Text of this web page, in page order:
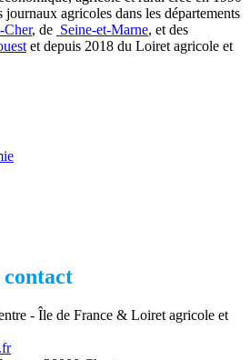
agricoles dans les départements
Cher, de Seine-et-Marne, et des
et depuis 2018 du Loiret agricole et
- Île de France & Loiret agricole et